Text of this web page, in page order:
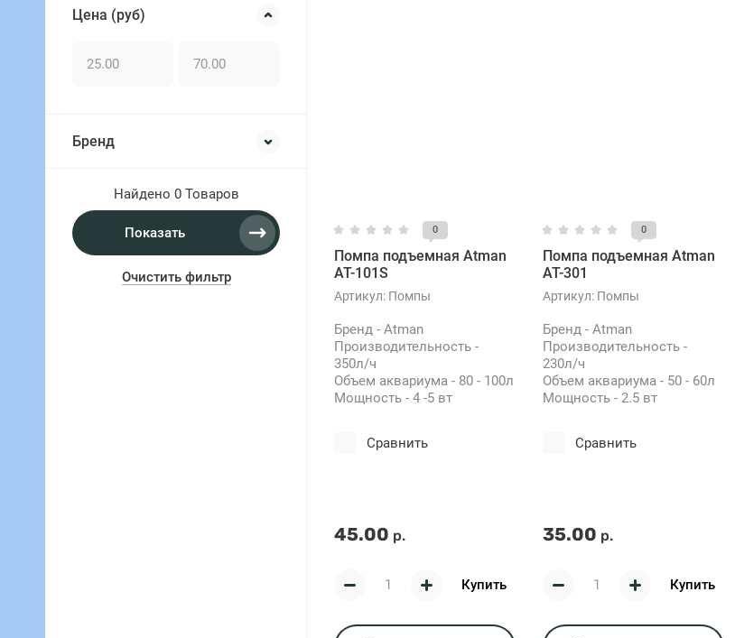
Цена (руб)
Бренд
Найдено 0 Товаров
Показать
Очистить фильтр
0
Помпа подъемная Atman
AT-101S
Артикул: Помпы
Бренд - Atman
Производительность -
350л/ч
Объем аквариума - 80 - 100л
Мощность - 4 -5 вт
Сравнить
45.00 р.
Купить
0
Помпа подъемная Atman
AT-301
Артикул: Помпы
Бренд - Atman
Производительность -
230л/ч
Объем аквариума - 50 - 60л
Мощность - 2.5 вт
Сравнить
35.00 р.
Купить